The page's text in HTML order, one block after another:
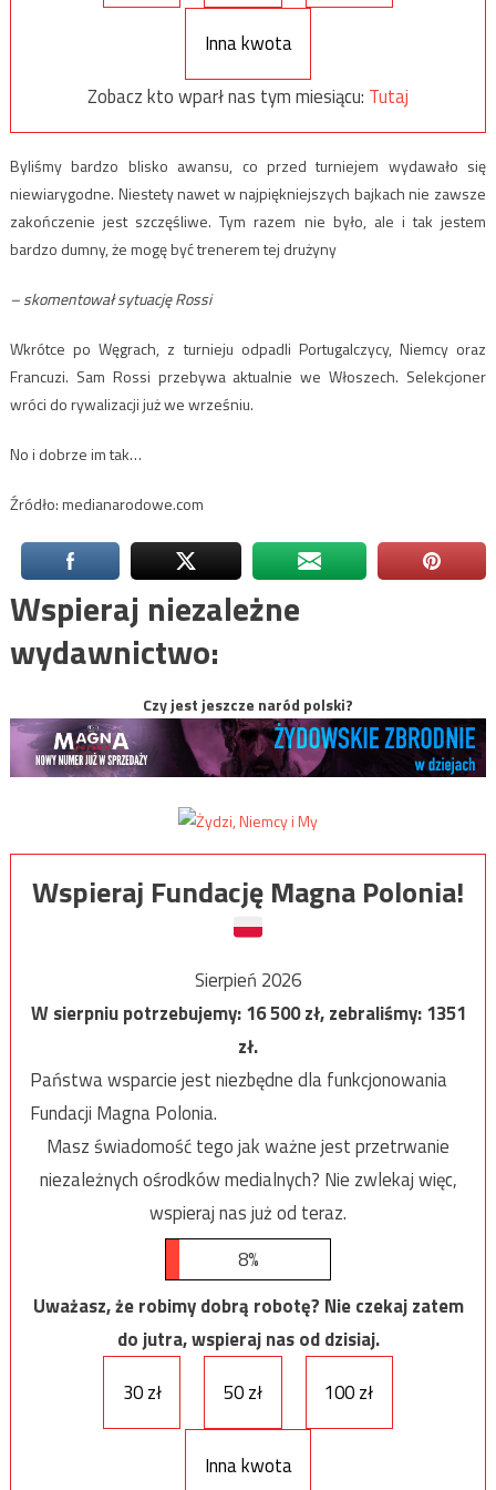
Inna kwota
Zobacz kto wparł nas tym miesiącu: Tutaj
Byliśmy bardzo blisko awansu, co przed turniejem wydawało się
niewiarygodne. Niestety nawet w najpiękniejszych bajkach nie zawsze
zakończenie jest szczęśliwe. Tym razem nie było, ale i tak jestem
bardzo dumny, że mogę być trenerem tej drużyny
– skomentował sytuację Rossi
Wkrótce po Węgrach, z turnieju odpadli Portugalczycy, Niemcy oraz
Francuzi. Sam Rossi przebywa aktualnie we Włoszech. Selekcjoner
wróci do rywalizacji już we wrześniu.
No i dobrze im tak…
Źródło: medianarodowe.com
Wspieraj niezależne
wydawnictwo:
Czy jest jeszcze naród polski?
Wspieraj Fundację Magna Polonia!
Sierpień 2026
W sierpniu potrzebujemy:16 500zł, zebraliśmy:1351
zł.
Państwa wsparcie jest niezbędne dla funkcjonowania
Fundacji Magna Polonia.
Masz świadomość tego jak ważne jest przetrwanie
niezależnych ośrodków medialnych? Nie zwlekaj więc,
wspieraj nas już od teraz.
8%
Uważasz, że robimy dobrą robotę? Nie czekaj zatem
do jutra, wspieraj nas od dzisiaj.
30 zł
50 zł 100 zł
Inna kwota